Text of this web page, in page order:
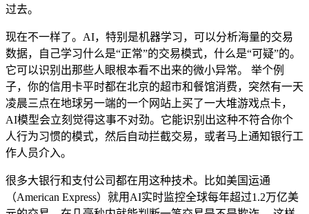
过去。
现在不一样了。AI，特别是机器学习，可以分析海量的交易
数据，自己学习什么是“正常”的交易模式，什么是“可疑”的。
它可以识别出那些人眼根本看不出来的微小异常。 举个例
子，你的信用卡平时都在北京的超市和餐馆消费，突然有一天
凌晨三点在地球另一端的一个网站上买了一大堆游戏点卡，
AI模型会立刻觉得这事不对劲。它能识别出这种不符合你个
人行为习惯的模式，然后自动拦截交易，或者马上通知银行工
作人员介入。
很多大银行和支付公司都在用这种技术。比如美国运通
（American Express）就用AI实时监控全球每年超过1.2万亿美